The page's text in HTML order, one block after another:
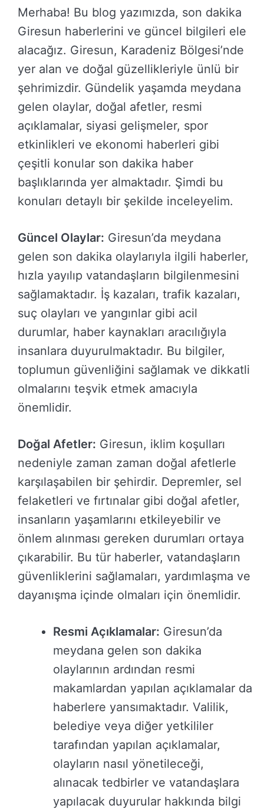
Merhaba! Bu blog yazımızda, son dakika
Giresun haberlerini ve güncel bilgileri ele
alacağız. Giresun, Karadeniz Bölgesi’nde
yer alan ve doğal güzellikleriyle ünlü bir
şehrimizdir. Gündelik yaşamda meydana
gelen olaylar, doğal afetler, resmi
açıklamalar, siyasi gelişmeler, spor
etkinlikleri ve ekonomi haberleri gibi
çeşitli konular son dakika haber
başlıklarında yer almaktadır. Şimdi bu
konuları detaylı bir şekilde inceleyelim.
Güncel Olaylar: Giresun’da meydana
gelen son dakika olaylarıyla ilgili haberler,
hızla yayılıp vatandaşların bilgilenmesini
sağlamaktadır. İş kazaları, trafik kazaları,
suç olayları ve yangınlar gibi acil
durumlar, haber kaynakları aracılığıyla
insanlara duyurulmaktadır. Bu bilgiler,
toplumun güvenliğini sağlamak ve dikkatli
olmalarını teşvik etmek amacıyla
önemlidir.
Doğal Afetler: Giresun, iklim koşulları
nedeniyle zaman zaman doğal afetlerle
karşılaşabilen bir şehirdir. Depremler, sel
felaketleri ve fırtınalar gibi doğal afetler,
insanların yaşamlarını etkileyebilir ve
önlem alınması gereken durumları ortaya
çıkarabilir. Bu tür haberler, vatandaşların
güvenliklerini sağlamaları, yardımlaşma ve
dayanışma içinde olmaları için önemlidir.
Resmi Açıklamalar: Giresun’da
meydana gelen son dakika
olaylarının ardından resmi
makamlardan yapılan açıklamalar da
haberlere yansımaktadır. Valilik,
belediye veya diğer yetkililer
tarafından yapılan açıklamalar,
olayların nasıl yönetileceği,
alınacak tedbirler ve vatandaşlara
yapılacak duyurular hakkında bilgi